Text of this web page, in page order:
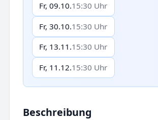
Fr, 09.10.15:30 Uhr
Fr, 30.10.15:30 Uhr
Fr, 13.11.15:30 Uhr
Fr, 11.12.15:30 Uhr
Beschreibung